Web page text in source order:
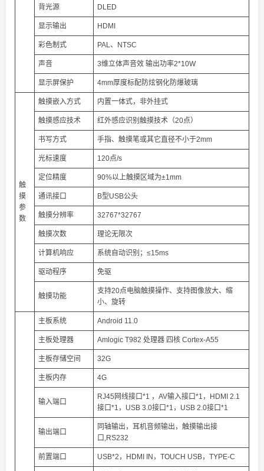
背光源 DLED
显示输出 HDMI
彩色制式 PAL、NTSC
声音 3维立体声音效 输出功率2*10W
显示屏保护 4mm厚度标配防炫钢化防爆玻璃
触
摸
参
数
触摸嵌入方式 内置一体式，非外挂式
触摸感应技术 红外感应识别触摸技术（20点）
书写方式 手指、触摸笔或其它直径不小于2mm
光标速度 120点/s
定位精度 90%以上触摸区域为±1mm
通讯接口 B型USB公头
触摸分辨率 32767*32767
触摸次数 理论无限次
计算机响应 系统自动识别；≤15ms
驱动程序 免驱
触摸功能
支持20点电脑触摸操作、支持图像放大、缩
小、旋转
主板系统 Android 11.0
主板处理器 Amlogic T982 处理器 四核 Cortex-A55
主板存储空间 32G
主板内存 4G
输入端口
RJ45网线接口*1 ，AV输入接口*1，HDMI 2.1
接口*1，USB 3.0接口*1，USB 2.0接口*1
输出端口
同轴输出，耳机音频输出，触摸输出接
口,RS232
前置端口 USB*2，HDMI IN，TOUCH USB，TYPE-C